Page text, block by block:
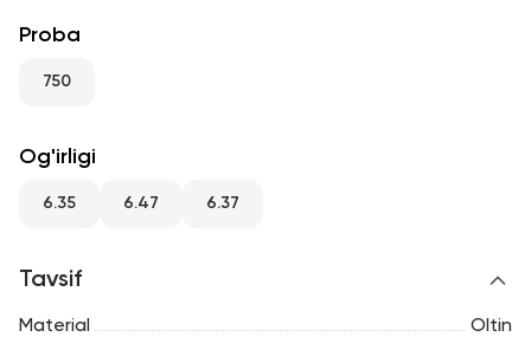
RU
Proba
750
Og'irligi
6.35 6.47 6.37
Tavsif
Material Oltin